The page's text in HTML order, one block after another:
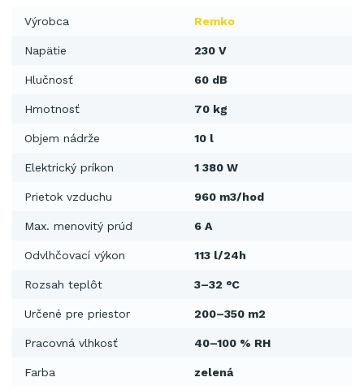
Výrobca Remko
Napätie 230 V
Hlučnosť 60 dB
Hmotnosť 70 kg
Objem nádrže 10 l
Elektrický príkon 1 380 W
Prietok vzduchu 960 m3/hod
Max. menovitý prúd 6 A
Odvlhčovací výkon 113 l/24h
Rozsah teplôt 3–32 °C
Určené pre priestor 200–350 m2
Pracovná vlhkosť 40–100 % RH
Farba zelená